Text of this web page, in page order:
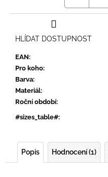
EAN:
Pro koho:
Barva:
Materiál:
Roční období:
#sizes_table#:
HLÍDAT DOSTUPNOST
Popis Hodnocení (1)